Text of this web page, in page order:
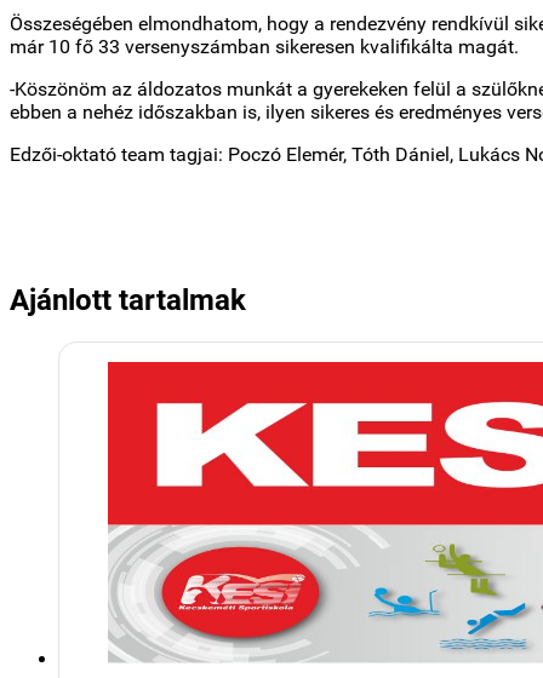
Összeségében elmondhatom, hogy a rendezvény rendkívül
már 10 fő 33 versenyszámban sikeresen kvalifikálta magát.
-Köszönöm az áldozatos munkát a gyerekeken felül a
ebben a nehéz időszakban is, ilyen sikeres és eredményes
Edzői-oktató team tagjai: Poczó Elemér, Tóth Dániel, Lukács
Ajánlott tartalmak